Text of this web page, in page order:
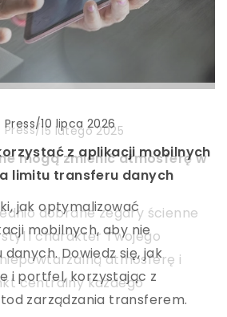
/16 lutego 2026
mogą zwiększyć
w nowoczesnym
technologie mogą
dom, oferując
oraz komfort poprzez
rozwiązania. Dowiedz się,
/10 lipca 2026
z aplikacji mobilnych
limitu transferu danych
jak optymalizować
mobilnych, aby nie
Dowiedz się, jak
i portfel, korzystając z
zarządzania transferem.
/15 lutego 2025
mogą zmienić atmosferę w
dobrane zegary ścienne
i charakter Twojego
atmosferę i
centralny każdego